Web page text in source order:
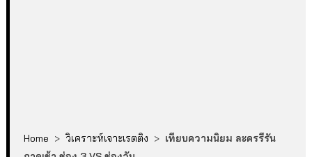
Home > วิเคราะห์เจาะเรตติง > เทียบความนิยม ละครรีรัน